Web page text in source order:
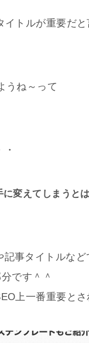
トルが重要だと
うね～って
変えてしまうと
事タイトルなど
です＾＾
上一番重要とさ